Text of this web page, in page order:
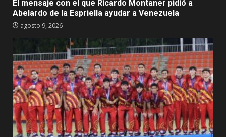
El mensaje con el que Ricardo Montaner pidió a
Abelardo de la Espriella ayudar a Venezuela
agosto 9, 2026